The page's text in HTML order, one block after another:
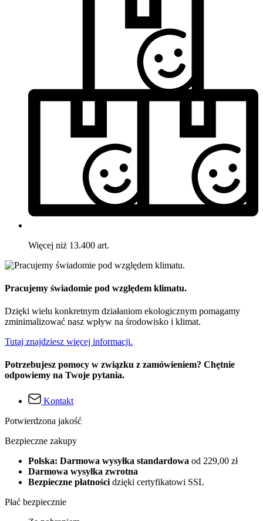
Więcej niż 13.400 art.
Pracujemy świadomie pod względem klimatu.
Dzięki wielu konkretnym działaniom ekologicznym pomagamy
zminimalizować nasz wpływ na środowisko i klimat.
Tutaj znajdziesz więcej informacji.
Potrzebujesz pomocy w związku z zamówieniem? Chętnie
odpowiemy na Twoje pytania.
Kontakt
Potwierdzona jakość
Bezpieczne zakupy
Polska: Darmowa wysyłka standardowa od 229,00 zł
Darmowa wysyłka zwrotna
Bezpieczne płatności dzięki certyfikatowi SSL
Płać bezpiecznie